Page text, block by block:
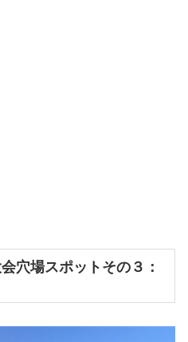
穴場スポットその３：